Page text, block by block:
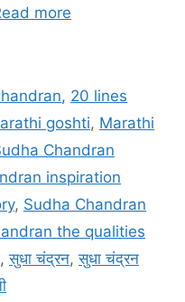
more
, 20 lines
goshti, Marathi
Chandran
inspiration
, Sudha Chandran
the qualities
,सुधा चंद्रन,सुधा चंद्रन